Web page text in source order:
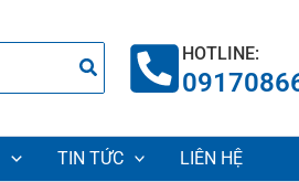
HOTLINE:
TIN TỨC LIÊN HỆ